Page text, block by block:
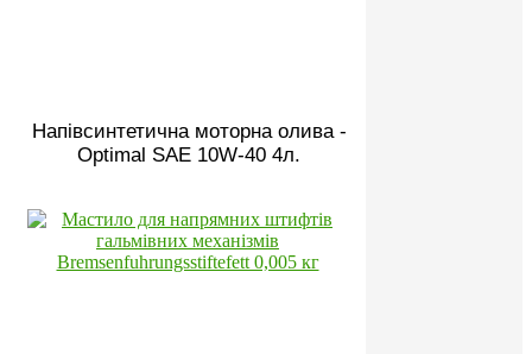
Напівсинтетична моторна олива -
Optimal SAE 10W-40 4л.